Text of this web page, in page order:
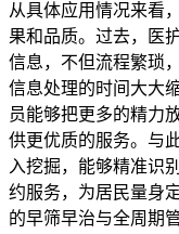
从具体应用情况来看
果和品质。过去，医
信息，不但流程繁琐
信息处理的时间大大
员能够把更多的精力
供更优质的服务。与
入挖掘，能够精准识
约服务，为居民量身
的早筛早治与全周期